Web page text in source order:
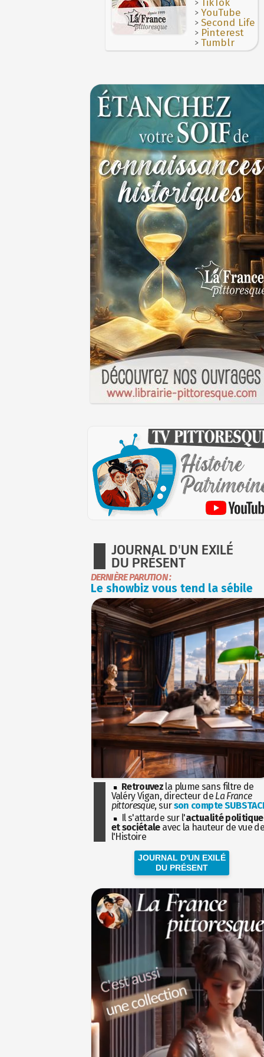
JOURNAL D'UN EXILÉ
DU PRÉSENT
DERNIÈRE PARUTION :
Le showbiz vous tend la sébile
Retrouvez la plume sans filtre de
Valéry Vigan, directeur de La France
pittoresque, surson compte
Il s'attarde sur l'actualité politique
et sociétaleavec la hauteur de vue
l'Histoire
JOURNAL D'UN EXILÉ
DU PRÉSENT
TikTok
>YouTube
>Second Life
> Pinterest
>Tumblr